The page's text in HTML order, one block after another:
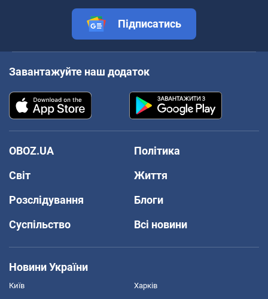
Підписатись
Завантажуйте наш додаток
OBOZ.UA
Політика
Світ
Життя
Розслідування
Блоги
Суспільство
Всі новини
Новини України
Київ Харків